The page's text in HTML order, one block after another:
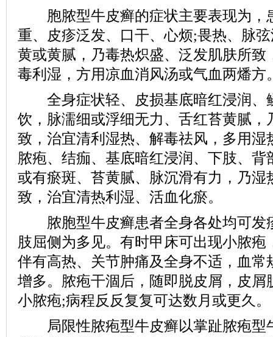
胞脓型牛皮癣的症状主要表现为，
重、皮疹泛发、口干、心烦;畏热、脉
黄或黄腻，乃毒热炽盛、泛发肌肤所致
毒利湿，方用凉血消风汤或气血两燔方
全身症状轻、皮损基底暗红浸润、
饮，脉濡细或浮细无力、舌红苔黄腻，
致，治宜清利湿热、解毒祛风，多用湿
脓疱、结痂、基底暗红浸润、下肢、背
或有瘀斑、苔黄腻、脉沉滑有力，乃湿
致，治宜清热利湿、活血化瘀。
脓胞型牛皮癣患者全身各处均可发
肢屈侧为多见。有时甲床可出现小脓疱
伴有高热、关节肿痛及全身不适，血常
增多。脓疱干涸后，随即脱皮屑，皮屑
小脓疱;病程反反复复可达数月或更久。
局限性脓疱型牛皮癣以掌趾脓疱型